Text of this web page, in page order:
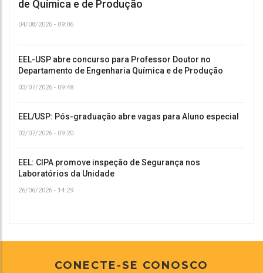
de Química e de Produção
04/08/2026 - 09:06
EEL-USP abre concurso para Professor Doutor no
Departamento de Engenharia Química e de Produção
03/07/2026 - 09:48
EEL/USP: Pós-graduação abre vagas para Aluno especial
02/07/2026 - 09:20
EEL: CIPA promove inspeção de Segurança nos
Laboratórios da Unidade
26/06/2026 - 14:29
CONECTE-SE CONOSCO